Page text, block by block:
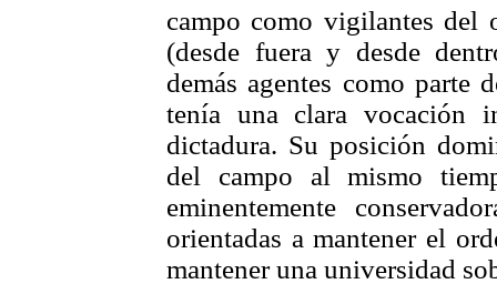
campo como vigilantes del
(desde fuera y desde
demás agentes como
tenía una clara vocación
dictadura. Su posición
del campo al mismo
eminentemente
orientadas a mantener el
mantener una universidad